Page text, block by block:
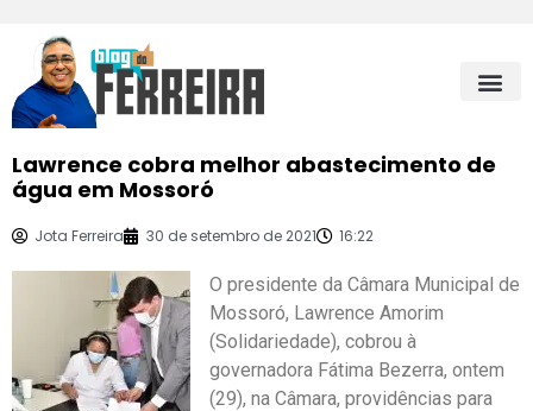
Lawrence cobra melhor abastecimento de
água em Mossoró
Jota Ferreira 30 de setembro de 2021 16:22
O presidente da Câmara Municipal de
Mossoró, Lawrence Amorim
(Solidariedade), cobrou à
governadora Fátima Bezerra, ontem
(29), na Câmara, providências para